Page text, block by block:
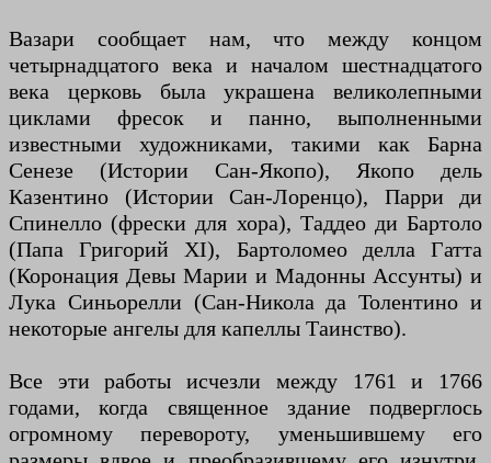
Вазари сообщает нам, что между концом
четырнадцатого века и началом шестнадцатого
века церковь была украшена великолепными
циклами фресок и панно, выполненными
известными художниками, такими как Барна
Сенезе (Истории Сан-Якопо), Якопо дель
Казентино (Истории Сан-Лоренцо), Парри ди
Спинелло (фрески для хора), Таддео ди Бартоло
(Папа Григорий XI), Бартоломео делла Гатта
(Коронация Девы Марии и Мадонны Ассунты) и
Лука Синьорелли (Сан-Никола да Толентино и
некоторые ангелы для капеллы Таинство).
Все эти работы исчезли между 1761 и 1766
годами, когда священное здание подверглось
огромному перевороту, уменьшившему его